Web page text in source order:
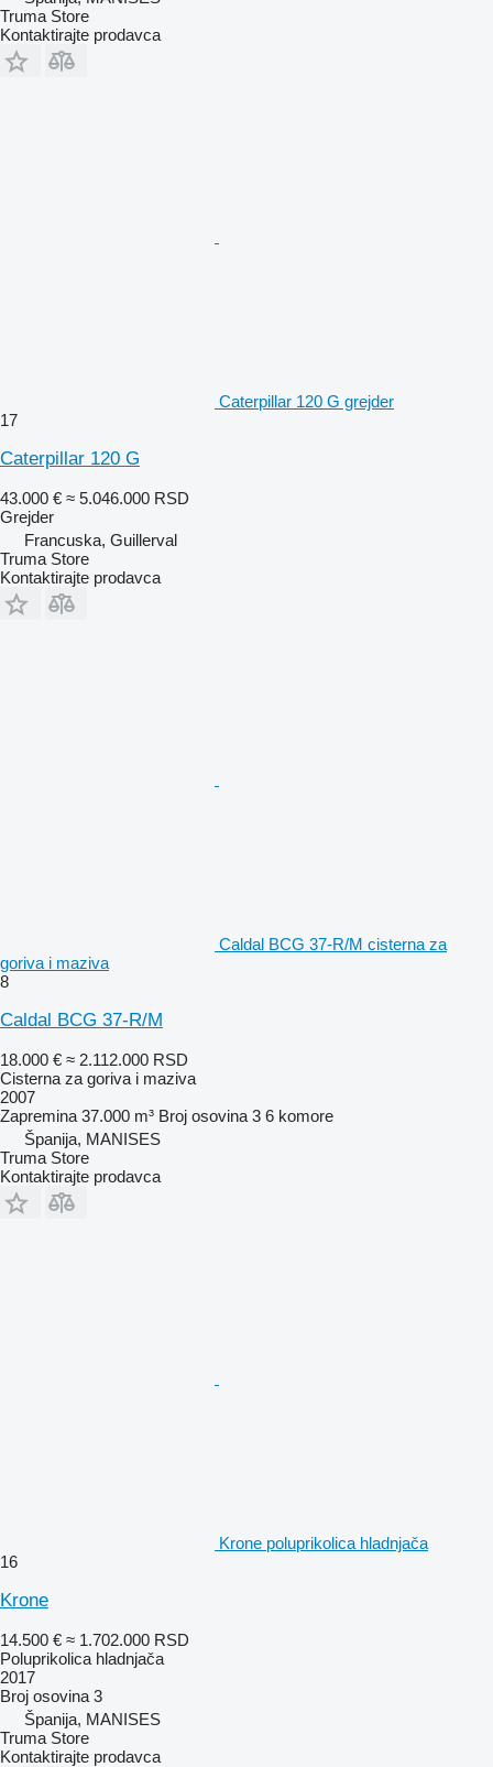
Truma Store
Kontaktirajte prodavca
Caterpillar 120 G grejder
17
Caterpillar 120 G
43.000 € ≈ 5.046.000 RSD
Grejder
Francuska, Guillerval
Truma Store
Kontaktirajte prodavca
Caldal BCG 37-R/M cisterna za
goriva i maziva
8
Caldal BCG 37-R/M
18.000 € ≈ 2.112.000 RSD
Cisterna za goriva i maziva
2007
Zapremina 37.000 m³ Broj osovina 3 6 komore
Španija, MANISES
Truma Store
Kontaktirajte prodavca
Krone poluprikolica hladnjača
16
Krone
14.500 € ≈ 1.702.000 RSD
Poluprikolica hladnjača
2017
Broj osovina 3
Španija, MANISES
Truma Store
Kontaktirajte prodavca